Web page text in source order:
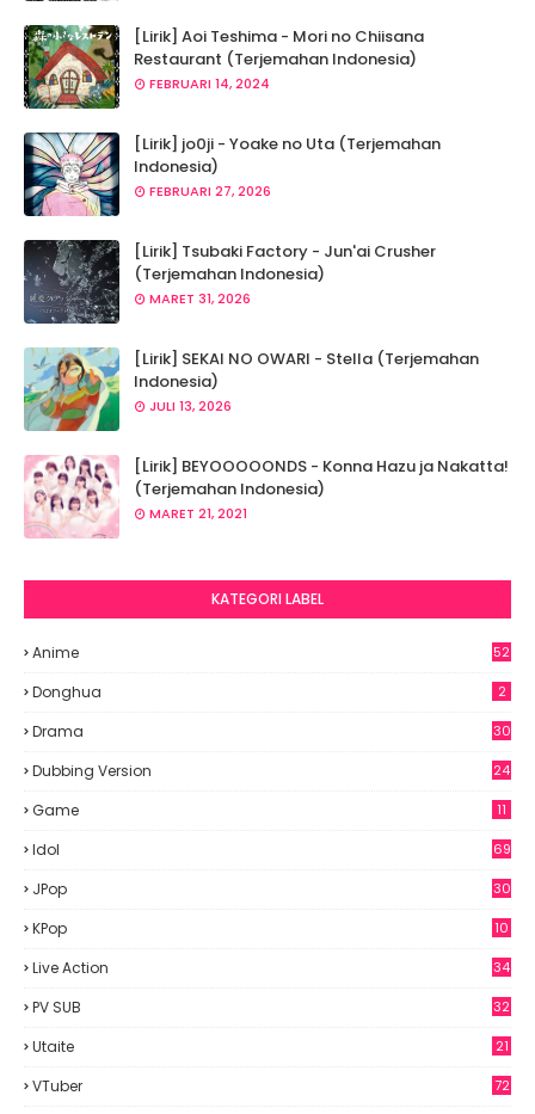
[Lirik] Aoi Teshima - Mori no Chiisana
Restaurant (Terjemahan Indonesia)
FEBRUARI 14, 2024
[Lirik] jo0ji - Yoake no Uta (Terjemahan
Indonesia)
FEBRUARI 27, 2026
[Lirik] Tsubaki Factory - Jun'ai Crusher
(Terjemahan Indonesia)
MARET 31, 2026
[Lirik] SEKAI NO OWARI - Stella (Terjemahan
Indonesia)
JULI 13, 2026
[Lirik] BEYOOOOONDS - Konna Hazu ja Nakatta!
(Terjemahan Indonesia)
MARET 21, 2021
KATEGORI LABEL
Anime
52
Donghua 2
Drama 30
Dubbing Version 24
Game 11
Idol
69
JPop
30
KPop
10
Live Action 34
PV SUB 32
Utaite 21
VTuber 72